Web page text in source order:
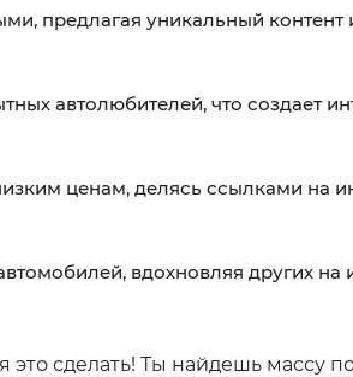
предлагая уникальный контент
автолюбителей, что создает
ценам, делясь ссылками на
вдохновляя других на
сделать! Ты найдешь массу